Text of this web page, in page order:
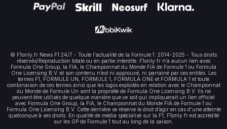
© F1only.fr News F1 24/7 - Toute l'actualité de la Formule 1. 2014-2025 - Tous droits
réservés/Reproduction totale ou en partie interdite. F1only.fr n’a aucun lien avec
Formula One Group, la FIA, le Championnat du Monde FIA de Formule 1 ou Formula
One Licensing B.V. et son contenu n’est ni approuvé, ni parrainé par ces entités. Les
termes F1, FORMULE UN, FORMULE 1, FORMULA ONE et FORMULA 1 et toute
combinaison de ces termes ainsi que les logos exploités en relation avec le Championnat
du Monde de Formule Un sont la propriété de Formula One Licensing B.V. Ils ne
peuvent être utilisés de quelque manière que ce soit qui impliquerait un lien officiel
avec Formula One Group, la FIA, le Championnat du Monde FIA de Formule 1 ou
Formula One Licensing B.V. Cette dernière se réserve le droit d’agir en cas d’une atteinte
quelconque à ses droits. En qualité de média spécialisé sur la F1, F1only.fr est accrédité
sur les GP de Formule 1 tout au long de la saison.